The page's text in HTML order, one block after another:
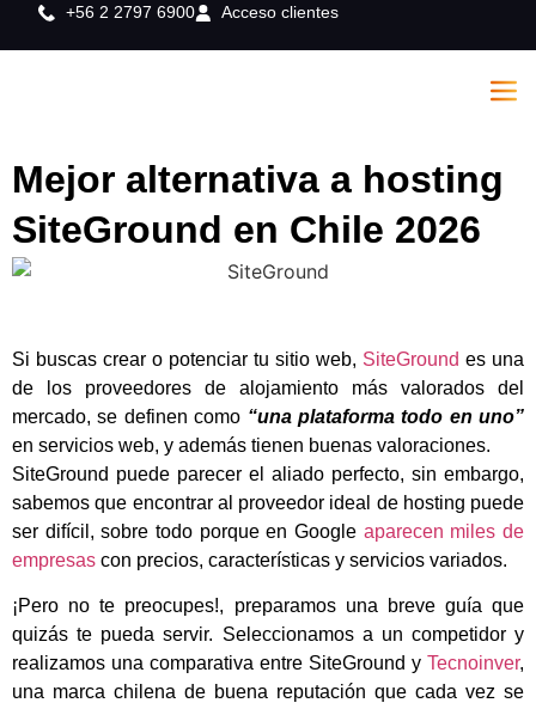
+56 2 2797 6900 Acceso clientes
Mejor alternativa a hosting
SiteGround en Chile 2026
Si buscas crear o potenciar tu sitio web, SiteGround es una
de los proveedores de alojamiento más valorados del
mercado, se definen como “una plataforma todo en uno”
en servicios web, y además tienen buenas valoraciones.
SiteGround puede parecer el aliado perfecto, sin embargo,
sabemos que encontrar al proveedor ideal de hosting puede
ser difícil, sobre todo porque en Google aparecen miles de
empresas con precios, características y servicios variados.
¡Pero no te preocupes!, preparamos una breve guía que
quizás te pueda servir. Seleccionamos a un competidor y
realizamos una comparativa entre SiteGround y Tecnoinver,
una marca chilena de buena reputación que cada vez se